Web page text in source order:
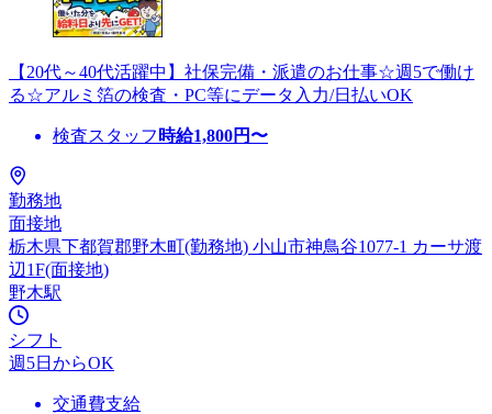
【20代～40代活躍中】社保完備・派遣のお仕事☆週5で働け
る☆アルミ箔の検査・PC等にデータ入力/日払いOK
検査スタッフ 時給1,800円〜
勤務地
面接地
栃木県下都賀郡野木町(勤務地) 小山市神鳥谷1077-1 カーサ渡
辺1F(面接地)
野木駅
シフト
週5日からOK
交通費支給